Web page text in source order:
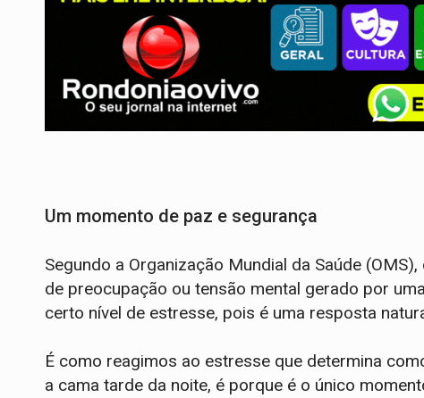
Um momento de paz e segurança
Segundo a Organização Mundial da Saúde
de preocupação ou tensão mental gerado por
certo nível de estresse, pois é uma resposta
É como reagimos ao estresse que determina
a cama tarde da noite, é porque é o único